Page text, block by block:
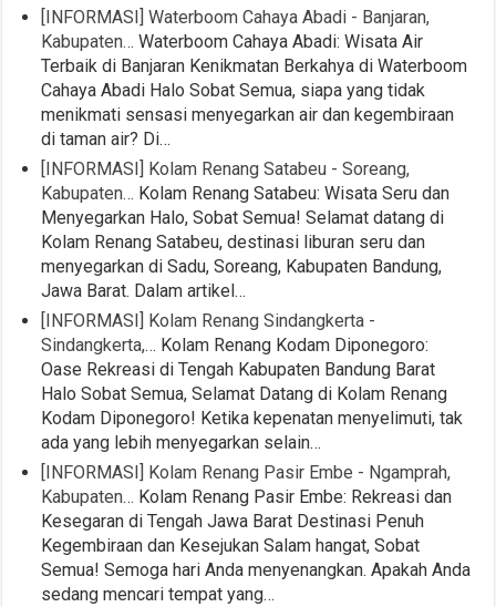
[INFORMASI] Waterboom Cahaya Abadi - Banjaran,
Kabupaten… Waterboom Cahaya Abadi: Wisata Air
Terbaik di Banjaran Kenikmatan Berkahya di Waterboom
Cahaya Abadi Halo Sobat Semua, siapa yang tidak
menikmati sensasi menyegarkan air dan kegembiraan
di taman air? Di…
[INFORMASI] Kolam Renang Satabeu - Soreang,
Kabupaten… Kolam Renang Satabeu: Wisata Seru dan
Menyegarkan Halo, Sobat Semua! Selamat datang di
Kolam Renang Satabeu, destinasi liburan seru dan
menyegarkan di Sadu, Soreang, Kabupaten Bandung,
Jawa Barat. Dalam artikel…
[INFORMASI] Kolam Renang Sindangkerta -
Sindangkerta,… Kolam Renang Kodam Diponegoro:
Oase Rekreasi di Tengah Kabupaten Bandung Barat
Halo Sobat Semua, Selamat Datang di Kolam Renang
Kodam Diponegoro! Ketika kepenatan menyelimuti, tak
ada yang lebih menyegarkan selain…
[INFORMASI] Kolam Renang Pasir Embe - Ngamprah,
Kabupaten… Kolam Renang Pasir Embe: Rekreasi dan
Kesegaran di Tengah Jawa Barat Destinasi Penuh
Kegembiraan dan Kesejukan Salam hangat, Sobat
Semua! Semoga hari Anda menyenangkan. Apakah Anda
sedang mencari tempat yang…